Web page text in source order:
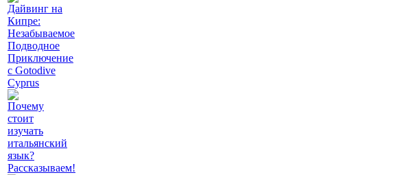
Дайвинг на
Кипре:
Незабываемое
Подводное
Приключение
с Gotodive
Cyprus
Почему
стоит
изучать
итальянский
язык?
Рассказываем!